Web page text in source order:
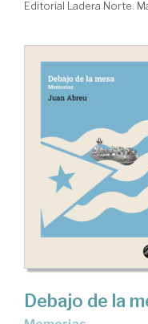
Editorial Ladera Norte.
Debajo de la